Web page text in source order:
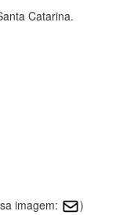
Catarina.
imagem:
)